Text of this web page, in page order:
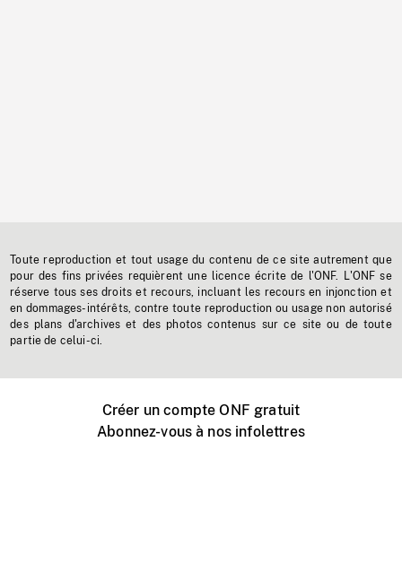
Toute reproduction et tout usage du contenu de ce site autrement que
pour des fins privées requièrent une licence écrite de l'ONF. L'ONF se
réserve tous ses droits et recours, incluant les recours en injonction et
en dommages-intérêts, contre toute reproduction ou usage non autorisé
des plans d'archives et des photos contenus sur ce site ou de toute
partie de celui-ci.
Créer un compte ONF gratuit
Abonnez-vous à nos infolettres